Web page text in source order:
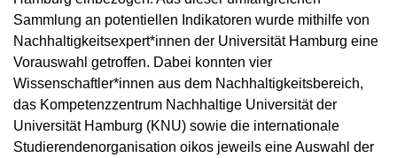
Sammlung an potentiellen Indikatoren wurde mithilfe von
Nachhaltigkeitsexpert*innen der Universität Hamburg eine
Vorauswahl getroffen. Dabei konnten vier
Wissenschaftler*innen aus dem Nachhaltigkeitsbereich,
das Kompetenzzentrum Nachhaltige Universität der
Universität Hamburg (KNU) sowie die internationale
Studierendenorganisation oikos jeweils eine Auswahl der